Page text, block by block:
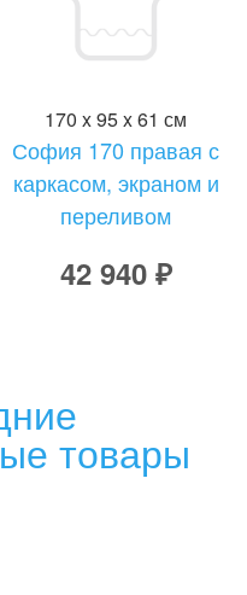
170 x 95 x 61 см
София 170 правая с
каркасом, экраном и
переливом
42 940 ₽
товары